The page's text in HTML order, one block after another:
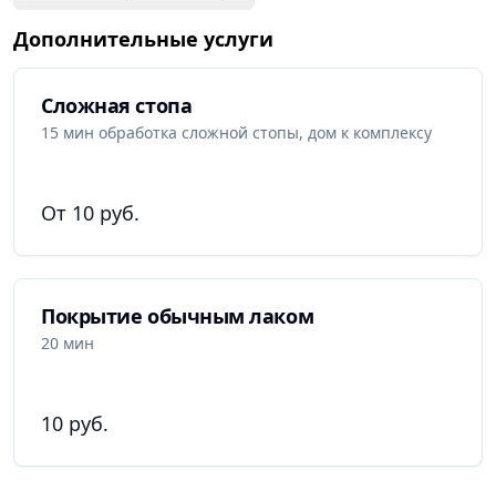
Дополнительные услуги
Сложная стопа
15 мин обработка сложной стопы, дом к комплексу
От 10 руб.
Покрытие обычным лаком
20 мин
10 руб.